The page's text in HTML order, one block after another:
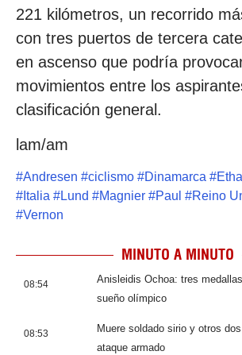
221 kilómetros, un recorrido
con tres puertos de tercera
en ascenso que podría
movimientos entre los
clasificación general.
lam/am
#Andresen #ciclismo #Dinamarca #
# Italia #Lund #Magnier #Paul #Reino
#Vernon
MINUTO A MINUTO
08:54
Anisleidis Ochoa: tres
sueño olímpico
08:53
Muere soldado sirio y otros
ataque armado